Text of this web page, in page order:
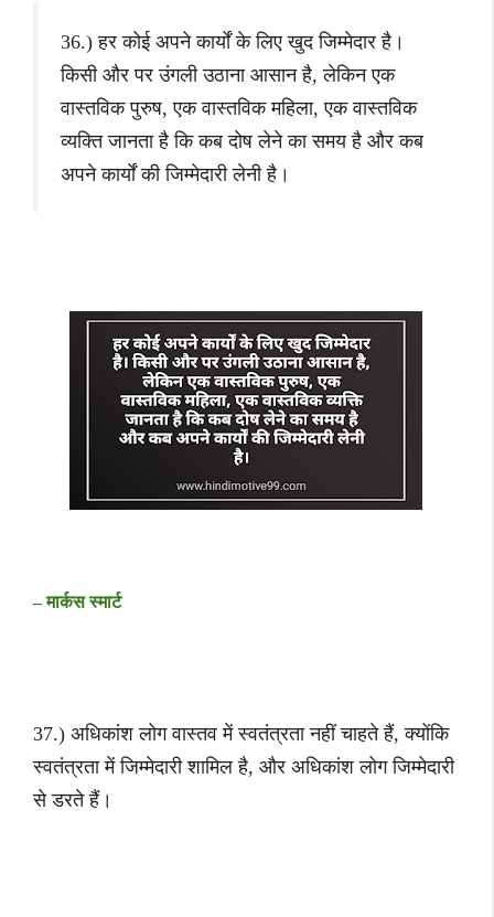
36.) हर कोई अपने कार्यों के लिए खुद जिम्मेदार है।
किसी और पर उंगली उठाना आसान है, लेकिन एक
वास्तविक पुरुष, एक वास्तविक महिला, एक वास्तविक
व्यक्ति जानता है कि कब दोष लेने का समय है और कब
अपने कार्यों की जिम्मेदारी लेनी है।
– मार्कस स्मार्ट
37.) अधिकांश लोग वास्तव में स्वतंत्रता नहीं चाहते हैं, क्योंकि
स्वतंत्रता में जिम्मेदारी शामिल है, और अधिकांश लोग जिम्मेदारी
से डरते हैं।